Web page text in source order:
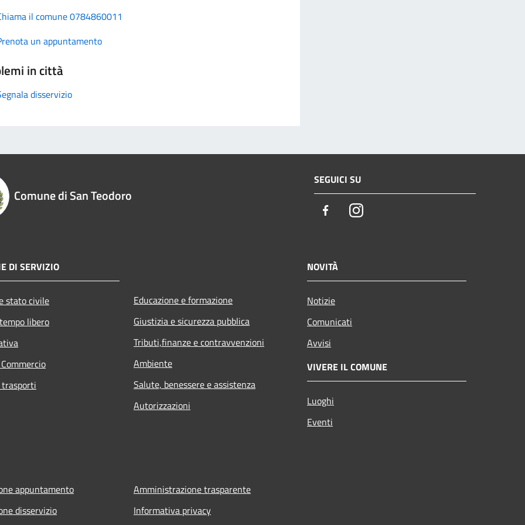
il comune 0784860011
un appuntamento
in città
disservizio
Comune di San Teodoro
SEGUICI SU
FacebookInstagram
DI SERVIZIO
stato civile
libero
Educazione e formazione
Giustizia e sicurezza pubblica
Tributi,finanze e contravvenzioni
Ambiente
Salute, benessere e assistenza
Autorizzazioni
NOVITÀ
Notizie
Comunicati
Avvisi
VIVERE IL COMUNE
Luoghi
Eventi
appuntamento
disservizio
Amministrazione trasparente
Informativa privacy